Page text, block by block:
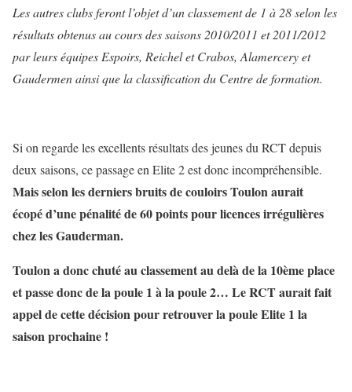
Les autres clubs feront l’objet d’un classement de 1 à 28 selon les
résultats obtenus au cours des saisons 2010/2011 et 2011/2012
par leurs équipes Espoirs, Reichel et Crabos, Alamercery et
Gaudermen ainsi que la classification du Centre de formation.
Si on regarde les excellents résultats des jeunes du RCT depuis
deux saisons, ce passage en Elite 2 est donc incompréhensible.
Mais selon les derniers bruits de couloirs Toulon aurait
écopé d’une pénalité de 60 points pour licences irrégulières
chez les Gauderman.
Toulon a donc chuté au classement au delà de la 10ème place
et passe donc de la poule 1 à la poule 2… Le RCT aurait fait
appel de cette décision pour retrouver la poule Elite 1 la
saison prochaine !